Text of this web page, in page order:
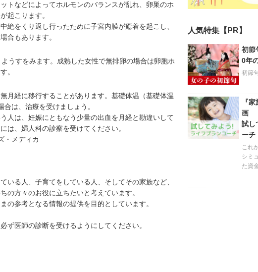
トなどによってホルモンのバランスが乱れ、卵巣のホ
起こります。
をくり返し行ったために子宮内膜が癒着を起こし、
合もあります。
うすをみます。成熟した女性で無排卵の場合は卵胞ホ
。
月経に移行することがあります。基礎体温（基礎体温
は、治療を受けましょう。
人は、妊娠にともなう少量の出血を月経と勘違いして
は、婦人科の診察を受けてください。
・メディカ
いる人、子育てをしている人、そしてその家族など、
の方々のお役に立ちたいと考えています。
の参考となる情報の提供を目的としています。
ず医師の診断を受けるようにしてください。
人気特集【PR】
初節
0年
初節
『
画
試し
ーチ
これ
シミ
た資